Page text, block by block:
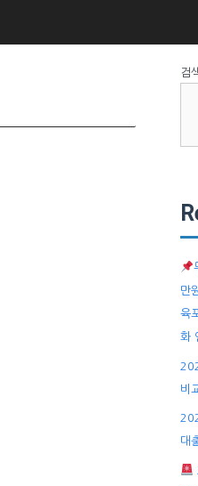
검
만
육
화
비
대